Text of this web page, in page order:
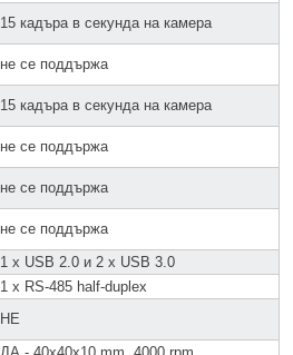
15 кадъра в секунда на камера
не се поддържа
15 кадъра в секунда на камера
не се поддържа
не се поддържа
не се поддържа
1 x USB 2.0 и 2 x USB 3.0
1 x RS-485 half-duplex
НЕ